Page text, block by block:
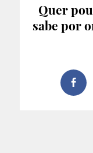
Quer
sabe por